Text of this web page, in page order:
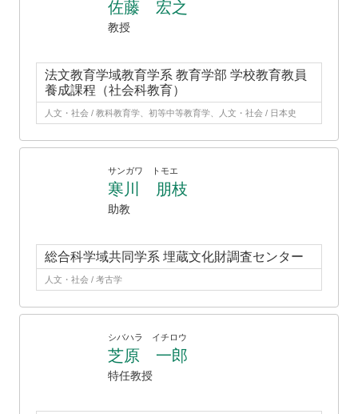
佐藤 宏之
教授
法文教育学域教育学系 教育学部 学校教育教員
養成課程（社会科教育）
人文・社会 / 教科教育学、初等中等教育学、人文・社会 / 日本史
サンガワ トモエ
寒川 朋枝
助教
総合科学域共同学系 埋蔵文化財調査センター
人文・社会 / 考古学
シバハラ イチロウ
芝原 一郎
特任教授